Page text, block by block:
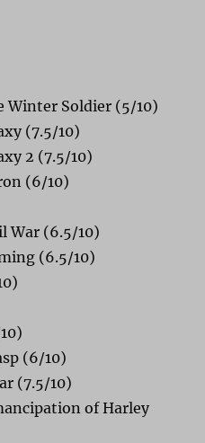
Winter Soldier (5/10)
(7.5/10)
2 (7.5/10)
(6/10)
War (6.5/10)
(6.5/10)
(6/10)
(7.5/10)
of Harley